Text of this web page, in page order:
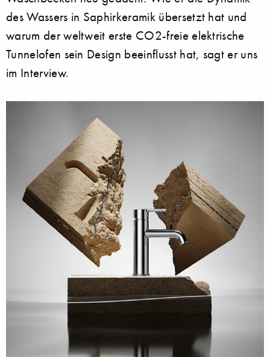
des Wassers in Saphirkeramik übersetzt hat und
warum der weltweit erste CO2-freie elektrische
Tunnelofen sein Design beeinflusst hat, sagt er uns
im Interview.